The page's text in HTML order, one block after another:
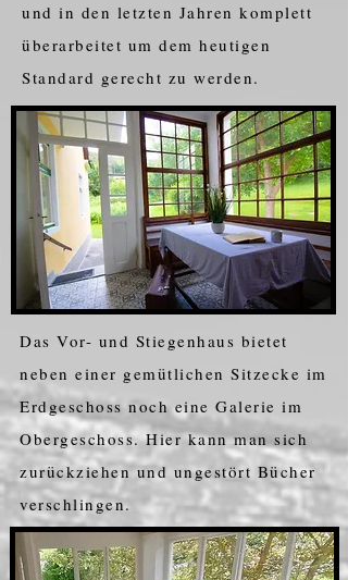
und in den letzten Jahren komplett
überarbeitet um dem heutigen
Standard gerecht zu werden.
Das Vor- und Stiegenhaus bietet
neben einer gemütlichen Sitzecke im
Erdgeschoss noch eine Galerie im
Obergeschoss. Hier kann man sich
zurückziehen und ungestört Bücher
verschlingen.